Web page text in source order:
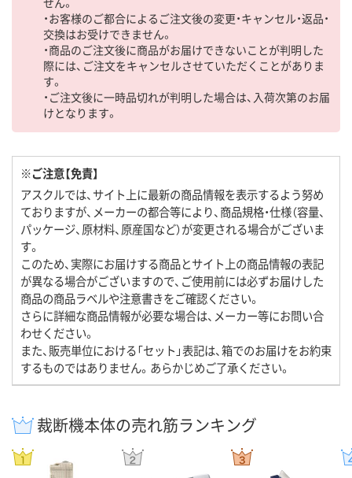
・お客様のご都合によるご注文後の変更・キャンセル・返品・
交換はお受けできません。
・商品のご注文後に商品がお届けできないことが判明した
際には、ご注文をキャンセルさせていただくことがありま
す。
・ご注文後に一時品切れが判明した場合は、入荷次第のお届
けとなります。
※ご注意【免責】
アスクルでは、サイト上に最新の商品情報を表示するよう努め
ておりますが、メーカーの都合等により、商品規格・仕様（容量、
パッケージ、原材料、原産国など）が変更される場合がございま
す。
このため、実際にお届けする商品とサイト上の商品情報の表記
が異なる場合がございますので、ご使用前には必ずお届けした
商品の商品ラベルや注意書きをご確認ください。
さらに詳細な商品情報が必要な場合は、メーカー等にお問い合
わせください。
また、販売単位における「セット」表記は、箱でのお届けをお約束
するものではありません。あらかじめご了承ください。
裁断機本体の売れ筋ランキング